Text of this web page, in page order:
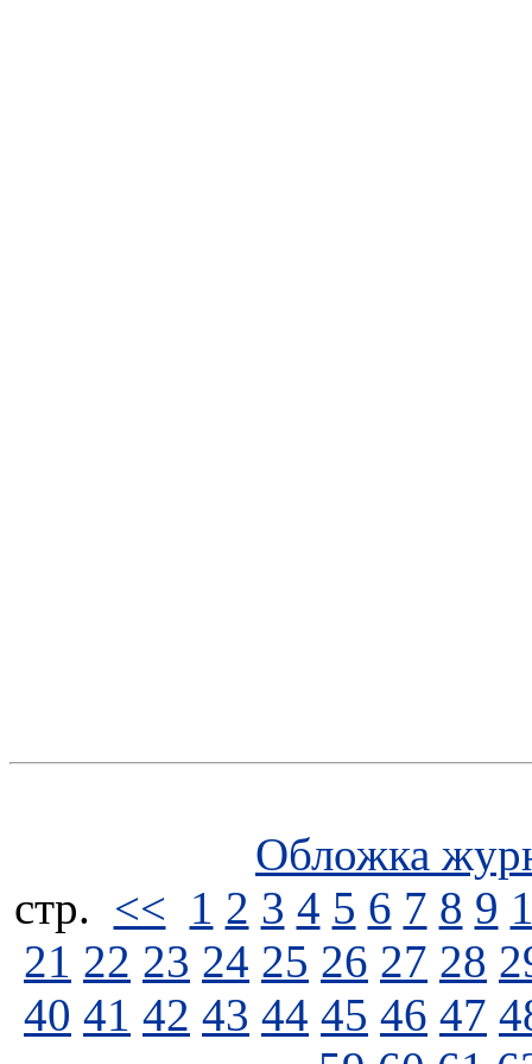
Обложка
стp. << 1 2 3 4 5 6 7 8 9
21 22 23 24 25 26 27 28
40 41 42 43 44 45 46 47